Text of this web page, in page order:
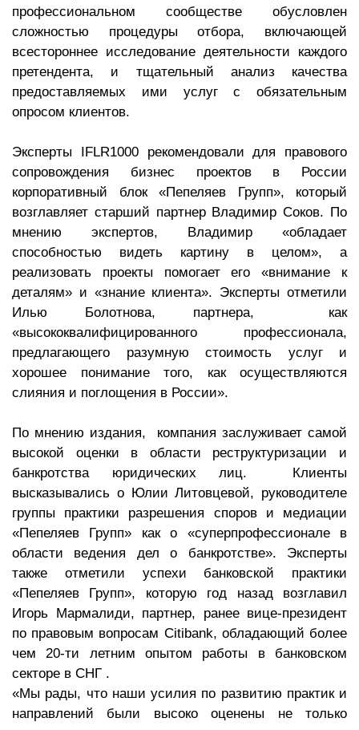
профессиональном сообществе обусловлен
сложностью процедуры отбора, включающей
всестороннее исследование деятельности каждого
претендента, и тщательный анализ качества
предоставляемых ими услуг с обязательным
опросом клиентов.
Эксперты IFLR1000 рекомендовали для правового
сопровождения бизнес проектов в России
корпоративный блок «Пепеляев Групп», который
возглавляет старший партнер Владимир Соков. По
мнению экспертов, Владимир «обладает
способностью видеть картину в целом», а
реализовать проекты помогает его «внимание к
деталям» и «знание клиента». Эксперты отметили
Илью Болотнова, партнера, как
«высококвалифицированного профессионала,
предлагающего разумную стоимость услуг и
хорошее понимание того, как осуществляются
слияния и поглощения в России».
По мнению издания, компания заслуживает самой
высокой оценки в области реструктуризации и
банкротства юридических лиц. Клиенты
высказывались о Юлии Литовцевой, руководителе
группы практики разрешения споров и медиации
«Пепеляев Групп» как о «суперпрофессионале в
области ведения дел о банкротстве». Эксперты
также отметили успехи банковской практики
«Пепеляев Групп», которую год назад возглавил
Игорь Мармалиди, партнер, ранее вице-президент
по правовым вопросам Citibank, обладающий более
чем 20-ти летним опытом работы в банковском
секторе в СНГ .
«Мы рады, что наши усилия по развитию практик и
направлений были высоко оценены не только